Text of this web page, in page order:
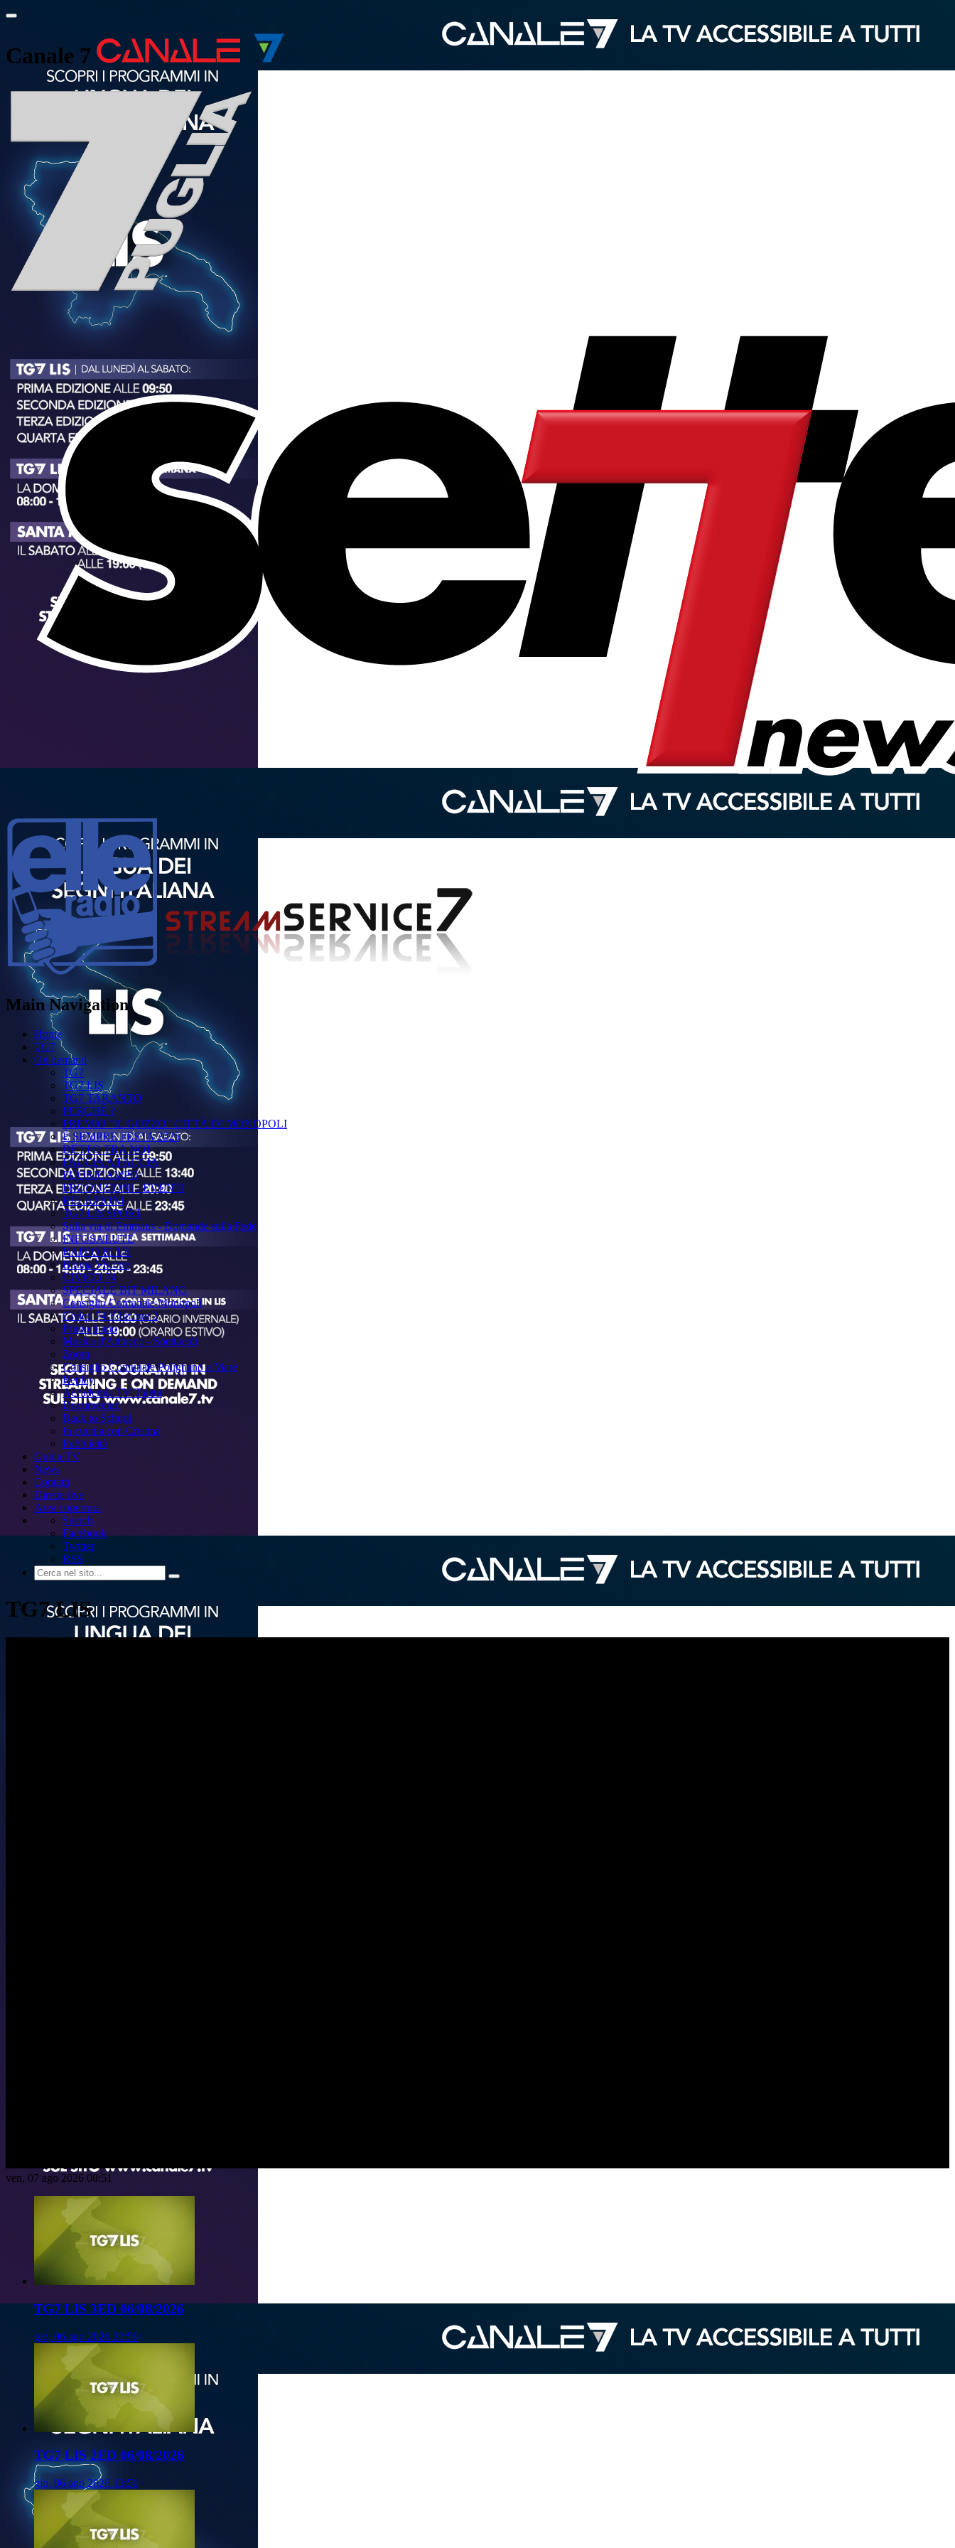
Canale 7
Main Navigation
Home
TG7
On demand
TG7
TG7 LIS
TG7 TARANTO
PERCHÉ ?
PREMIO "IL GOZZO" CITTÀ DI MONOPOLI
È SEMPRE FESTA 2025
DETTO TRA NOI
FACCIA A FACCIA
FUORICAMPO
PRODUZIONI - EVENTI
RELAZIONI
TG7 LIS SPORT
Sulla via di Emmaus - Domande sulla Fede
INFOSALUTE
RADIO ELLE
Buona Visione
CIVICO 74
SPECIALE BIT MILANO
Consiglio Comunale Monopoli
Civico 74 Edizione 2
Primo piano
Musica d'Attracco - Spettacoli
Zoom
Consiglio Comunale Polignano a Mare
Replay
Accademia TV Talent
Documentari
Back to School
In cucina con Cristina
Pubblicità
Guida TV
News
Contatti
Dirette live
Area copertura
Search
Facebook
Twitter
RSS
TG7 LIS
ven, 07 ago 2026 08:51
TG7 LIS 3ED 06/08/2026
gio, 06 ago 2026 20:50
TG7 LIS 2ED 06/08/2026
gio, 06 ago 2026 13:50